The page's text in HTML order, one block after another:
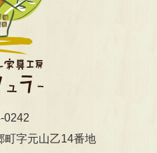
0242
町字元山乙14番地